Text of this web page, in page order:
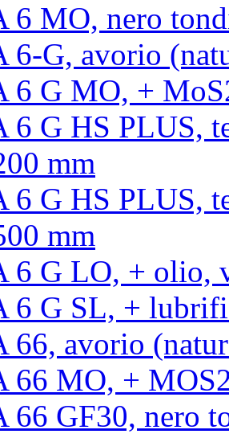
6 MO, nero
6-G, avorio
6 G MO, +
6 G HS PLUS,
mm
6 G HS PLUS,
mm
6 G LO, + olio,
6 G SL, +
66, avorio
66 MO, +
66 GF30, nero